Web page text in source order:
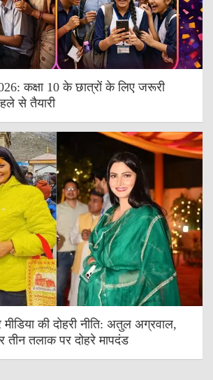
कक्षा 10 के छात्रों के लिए जरूरी
से तैयारी
की दोहरी नीति: अतुल अग्रवाल,
तीन तलाक पर दोहरे मापदंड